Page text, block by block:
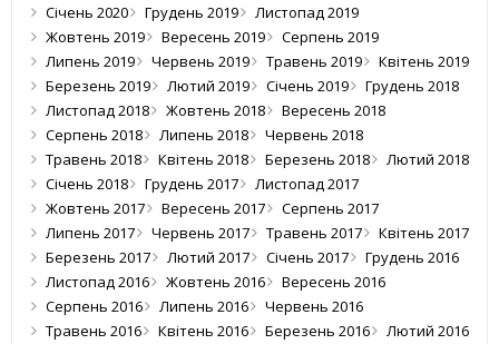
Січень 2020
Грудень 2019
Листопад 2019
Жовтень 2019
Вересень 2019
Серпень 2019
Липень 2019
Червень 2019 Травень 2019
Квітень 2019
Березень 2019
Лютий 2019 Січень 2019
Грудень 2018
Листопад 2018
Жовтень 2018
Вересень 2018
Серпень 2018
Липень 2018
Червень 2018
Травень 2018
Квітень 2018 Березень 2018
Лютий 2018
Січень 2018
Грудень 2017
Листопад 2017
Жовтень 2017
Вересень 2017
Серпень 2017
Липень 2017
Червень 2017 Травень 2017
Квітень 2017
Березень 2017
Лютий 2017 Січень 2017
Грудень 2016
Листопад 2016
Жовтень 2016
Вересень 2016
Серпень 2016
Липень 2016
Червень 2016
Травень 2016
Квітень 2016 Березень 2016
Лютий 2016